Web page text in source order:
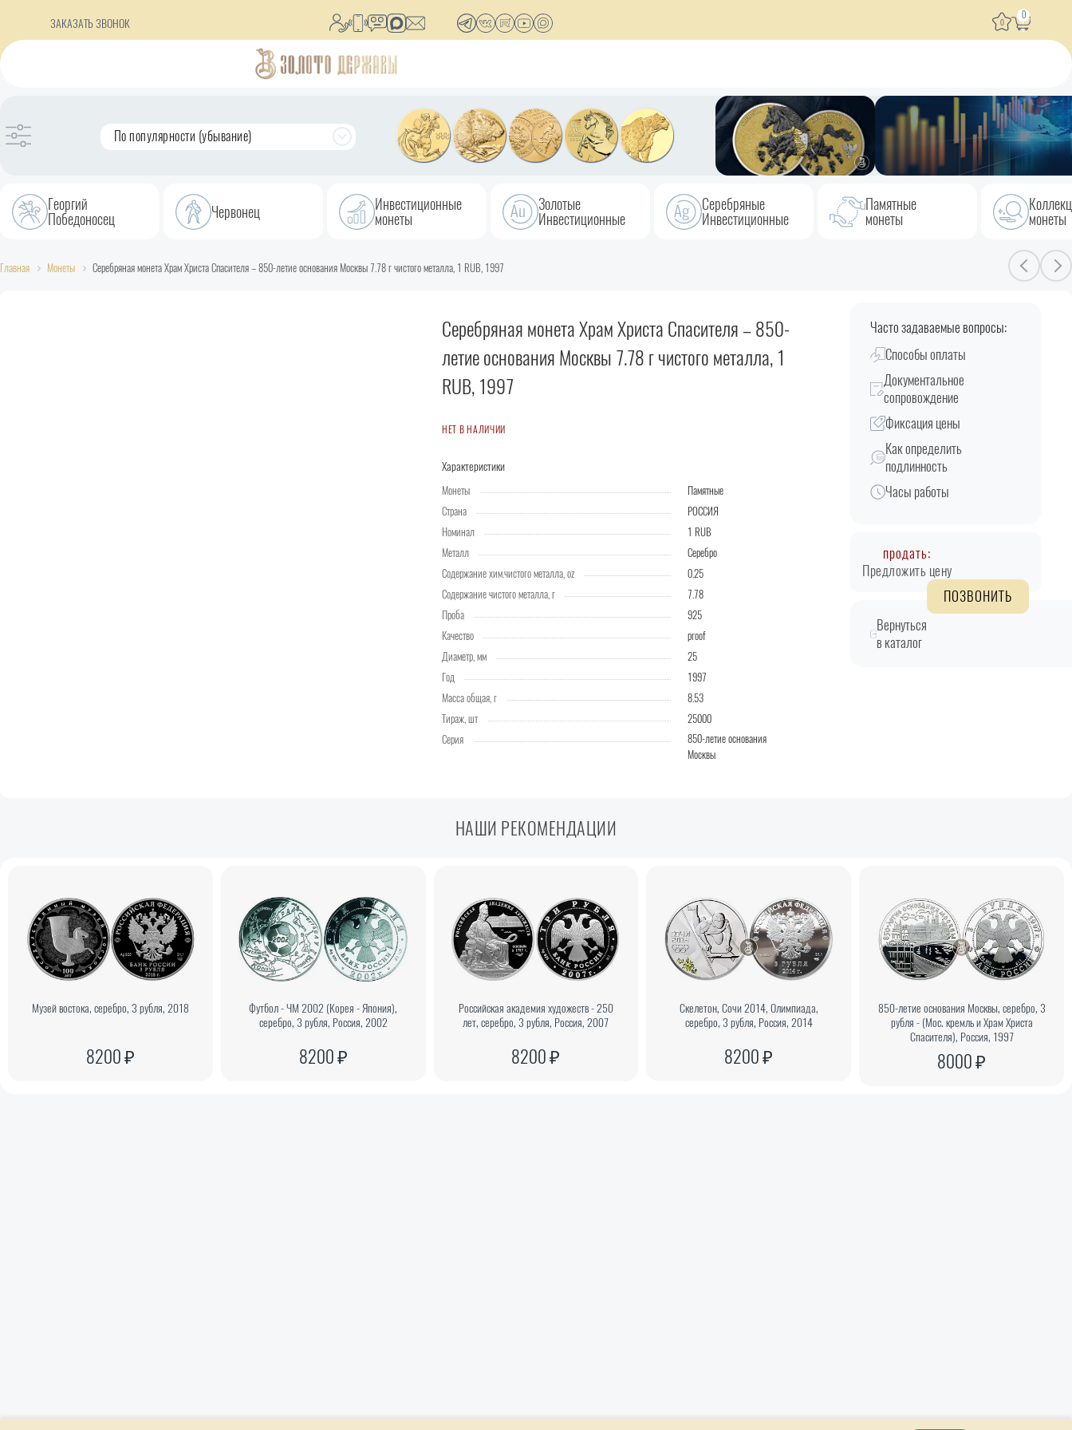
ЗАКАЗАТЬ ЗВОНОК 0
0
По популярности (убывание)
Георгий
Победоносец Червонец Инвестиционные
монеты
Золотые
Инвестиционные
Серебряные
Инвестиционные
Памятные
монеты монеты
Главная Монеты Серебряная монета Храм Христа Спасителя – 850-летие основания Москвы 7.78 г чистого металла, 1 RUB, 1997
Серебряная монета Храм Христа Спасителя – 850-
летие основания Москвы 7.78 г чистого металла, 1
RUB, 1997
НЕТ В НАЛИЧИИ
Характеристики
Монеты
Памятные
Страна
РОССИЯ
Номинал
1 RUB
Металл
Серебро
Содержание хим.чистого металла, oz
0.25
Содержание чистого металла, г
7.78
Проба
925
Качество
proof
Диаметр, мм
25
Год
1997
Масса общая, г
8.53
Тираж, шт
25000
Серия
850-летие основания
Москвы
Часто задаваемые вопросы:
Способы оплаты
Документальное
сопровождение
Фиксация цены
Как определить
подлинность
Часы работы
продать:
Предложить цену
ПОЗВОНИТЬ
Вернуться
в каталог
НАШИ РЕКОМЕНДАЦИИ
Музей востока, серебро, 3 рубля, 2018
8200 ₽
Футбол - ЧМ 2002 (Корея - Япония),
серебро, 3 рубля, Россия, 2002
8200 ₽
Российская академия художеств - 250
лет, серебро, 3 рубля, Россия, 2007
8200 ₽
Скелетон, Сочи 2014, Олимпиада,
серебро, 3 рубля, Россия, 2014
8200 ₽
850-летие основания Москвы, серебро, 3
рубля - (Мос. кремль и Храм Христа
Спасителя), Россия, 1997
8000 ₽